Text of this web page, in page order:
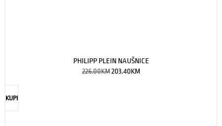
PHILIPP PLEIN NAUŠNICE
226.00KM 203.40KM
KUPI